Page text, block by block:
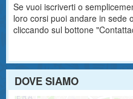
Se vuoi iscriverti o
loro corsi puoi andare in sede
cliccando sul bottone
DOVE SIAMO